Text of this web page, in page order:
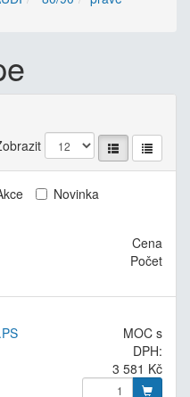
Novinka
Cena
Počet
MOC s
DPH:
3 581 Kč